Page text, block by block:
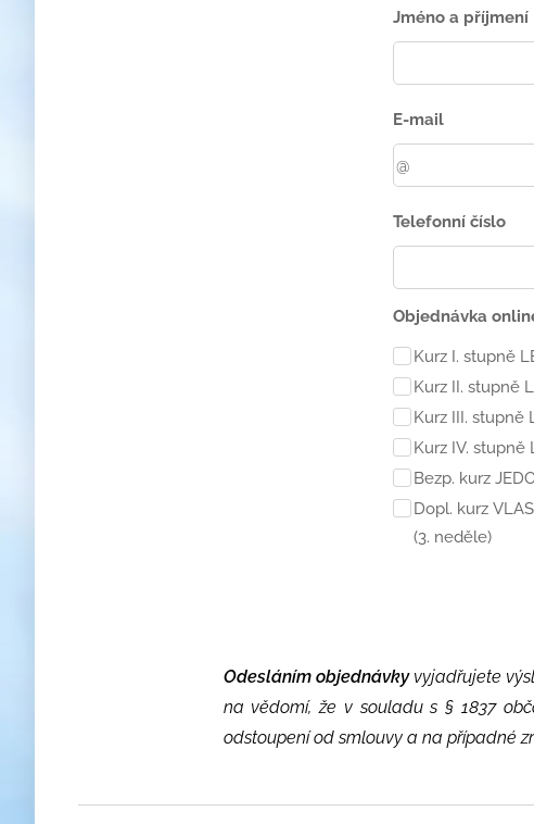
Jméno a příjmení
E-mail
Telefonní číslo
Objednávka
Kurz I. stupně
Kurz II. stupně
Kurz III. stupně
Kurz IV. stupně
Bezp. kurz
Dopl. kurz
(3. neděle)
Odesláním objednávkyvyjadřujete
na vědomí, že v souladu s § 1837
odstoupení od smlouvy a na případné